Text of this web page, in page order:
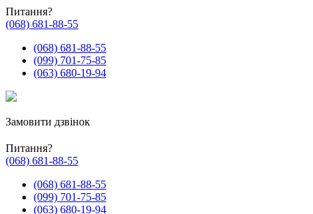
Питання?
(068) 681-88-55
(068) 681-88-55
(099) 701-75-85
(063) 680-19-94
Замовити дзвінок
Питання?
(068) 681-88-55
(068) 681-88-55
(099) 701-75-85
(063) 680-19-94